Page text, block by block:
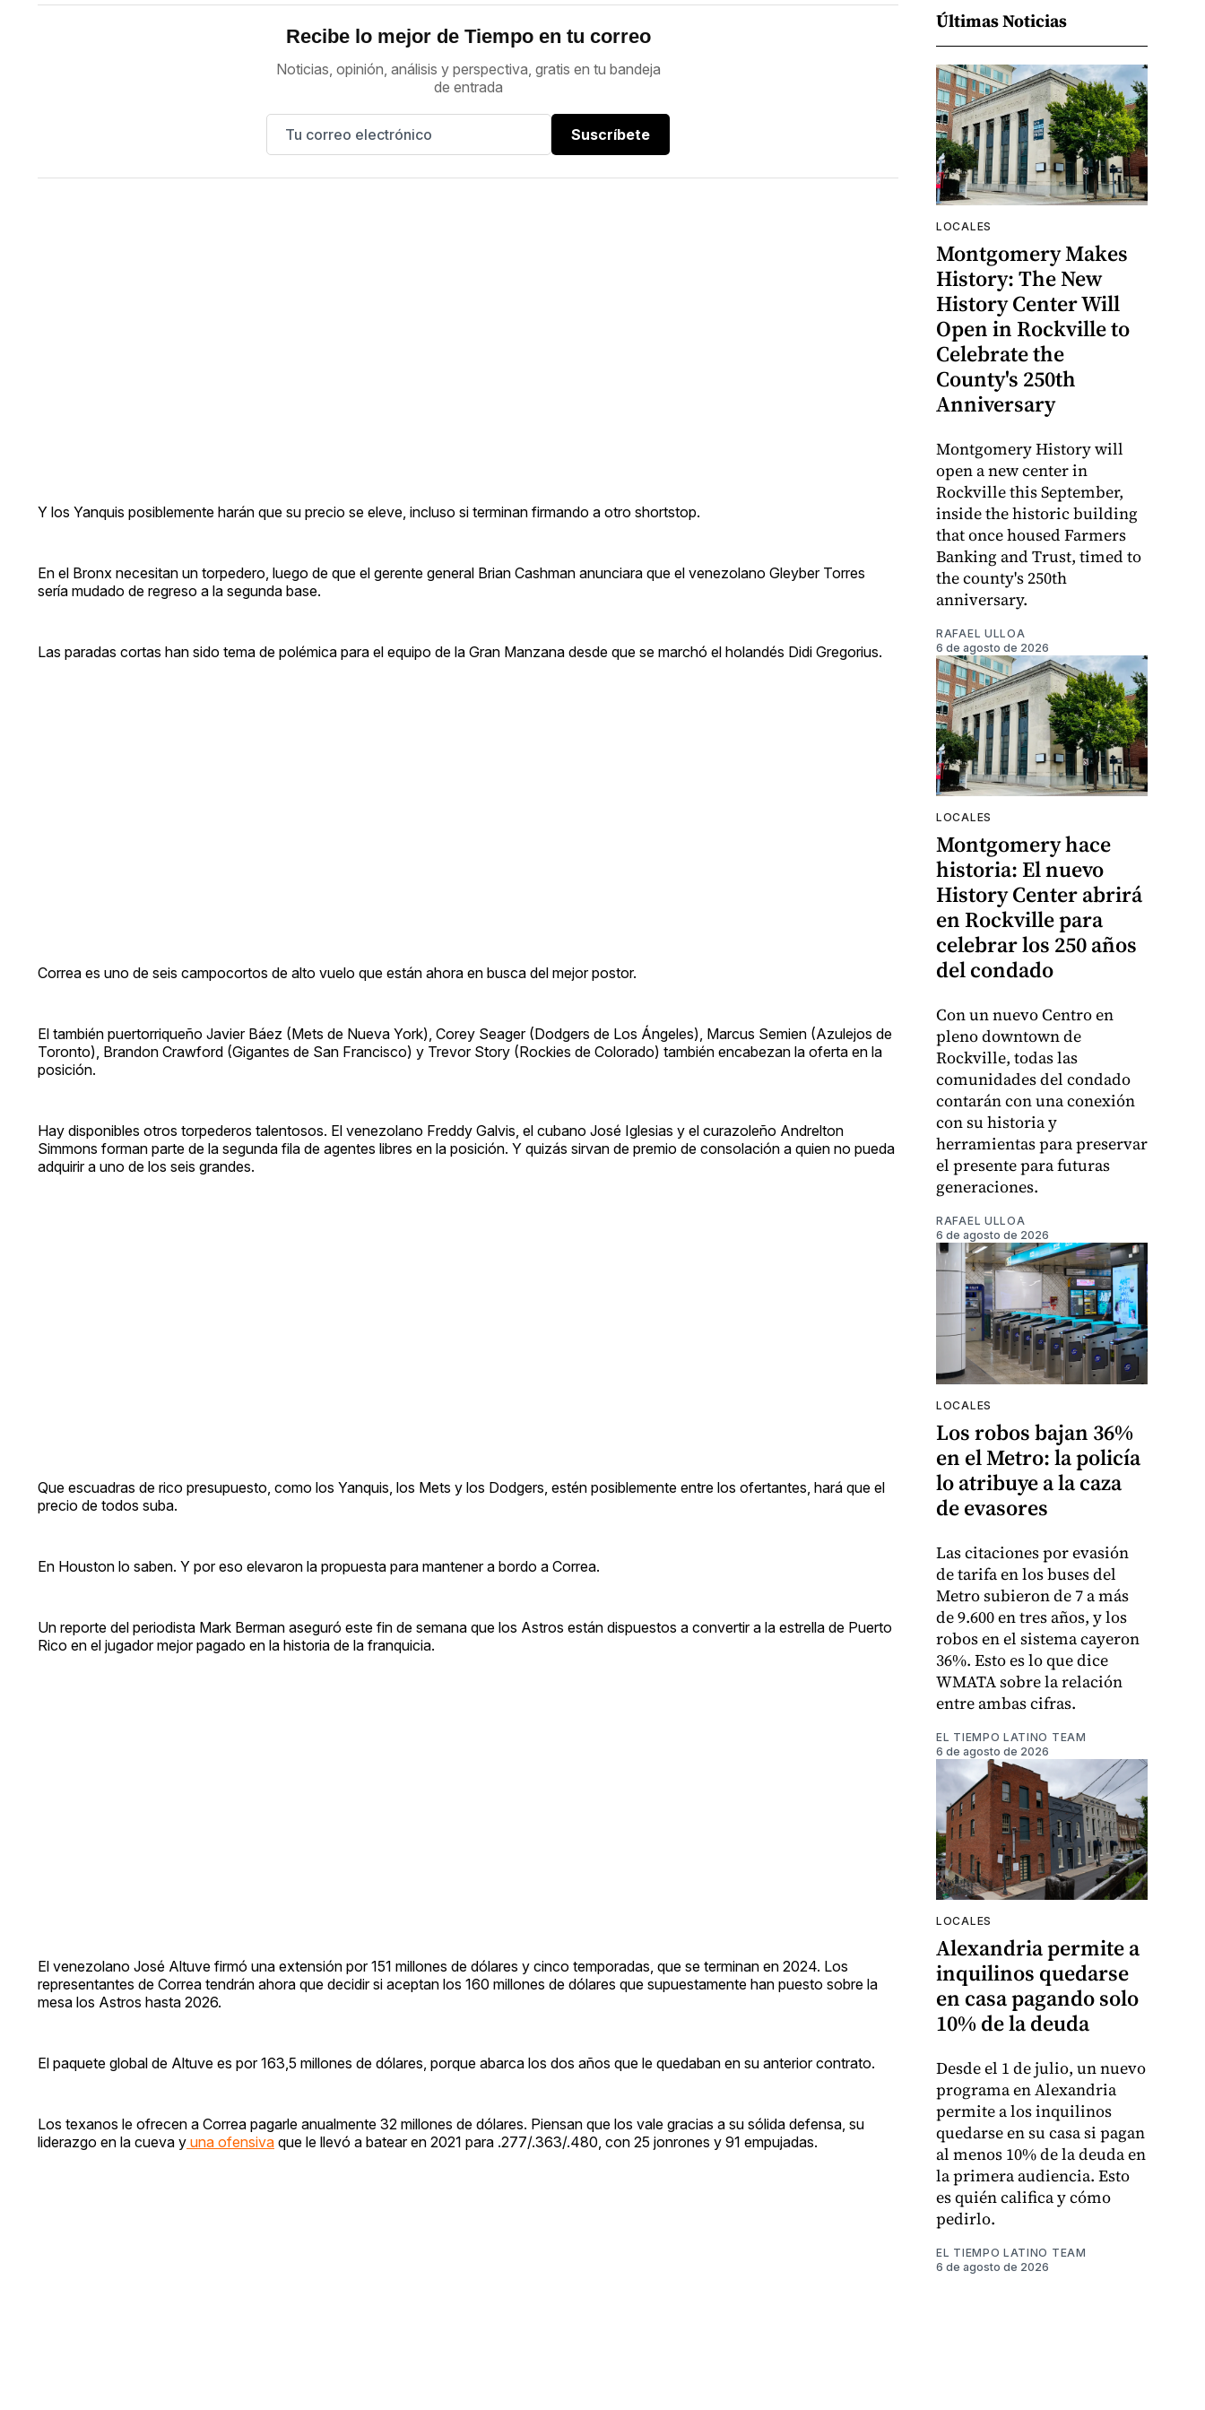
Recibe lo mejor de Tiempo en tu correo
Noticias, opinión, análisis y perspectiva, gratis en tu bandeja
de entrada
Suscríbete
Y los Yanquis posiblemente harán que su precio se eleve, incluso si terminan firmando a otro shortstop.
En el Bronx necesitan un torpedero, luego de que el gerente general Brian Cashman anunciara que el venezolano Gleyber Torres
sería mudado de regreso a la segunda base.
Las paradas cortas han sido tema de polémica para el equipo de la Gran Manzana desde que se marchó el holandés Didi Gregorius.
Correa es uno de seis campocortos de alto vuelo que están ahora en busca del mejor postor.
El también puertorriqueño Javier Báez (Mets de Nueva York), Corey Seager (Dodgers de Los Ángeles), Marcus Semien (Azulejos de
Toronto), Brandon Crawford (Gigantes de San Francisco) y Trevor Story (Rockies de Colorado) también encabezan la oferta en la
posición.
Hay disponibles otros torpederos talentosos. El venezolano Freddy Galvis, el cubano José Iglesias y el curazoleño Andrelton
Simmons forman parte de la segunda fila de agentes libres en la posición. Y quizás sirvan de premio de consolación a quien no pueda
adquirir a uno de los seis grandes.
Que escuadras de rico presupuesto, como los Yanquis, los Mets y los Dodgers, estén posiblemente entre los ofertantes, hará que el
precio de todos suba.
En Houston lo saben. Y por eso elevaron la propuesta para mantener a bordo a Correa.
Un reporte del periodista Mark Berman aseguró este fin de semana que los Astros están dispuestos a convertir a la estrella de Puerto
Rico en el jugador mejor pagado en la historia de la franquicia.
El venezolano José Altuve firmó una extensión por 151 millones de dólares y cinco temporadas, que se terminan en 2024. Los
representantes de Correa tendrán ahora que decidir si aceptan los 160 millones de dólares que supuestamente han puesto sobre la
mesa los Astros hasta 2026.
El paquete global de Altuve es por 163,5 millones de dólares, porque abarca los dos años que le quedaban en su anterior contrato.
Los texanos le ofrecen a Correa pagarle anualmente 32 millones de dólares. Piensan que los vale gracias a su sólida defensa, su
liderazgo en la cueva y una ofensiva que le llevó a batear en 2021 para .277/.363/.480, con 25 jonrones y 91 empujadas.
Últimas Noticias
LOCALES
Montgomery Makes
History: The New
History Center Will
Open in Rockville to
Celebrate the
County's 250th
Anniversary
Montgomery History will
open a new center in
Rockville this September,
inside the historic building
that once housed Farmers
Banking and Trust, timed to
the county's 250th
anniversary.
RAFAEL ULLOA
6 de agosto de 2026
LOCALES
Montgomery hace
historia: El nuevo
History Center abrirá
en Rockville para
celebrar los 250 años
del condado
Con un nuevo Centro en
pleno downtown de
Rockville, todas las
comunidades del condado
contarán con una conexión
con su historia y
herramientas para preservar
el presente para futuras
generaciones.
RAFAEL ULLOA
6 de agosto de 2026
LOCALES
Los robos bajan 36%
en el Metro: la policía
lo atribuye a la caza
de evasores
Las citaciones por evasión
de tarifa en los buses del
Metro subieron de 7 a más
de 9.600 en tres años, y los
robos en el sistema cayeron
36%. Esto es lo que dice
WMATA sobre la relación
entre ambas cifras.
EL TIEMPO LATINO TEAM
6 de agosto de 2026
LOCALES
Alexandria permite a
inquilinos quedarse
en casa pagando solo
10% de la deuda
Desde el 1 de julio, un nuevo
programa en Alexandria
permite a los inquilinos
quedarse en su casa si pagan
al menos 10% de la deuda en
la primera audiencia. Esto
es quién califica y cómo
pedirlo.
EL TIEMPO LATINO TEAM
6 de agosto de 2026